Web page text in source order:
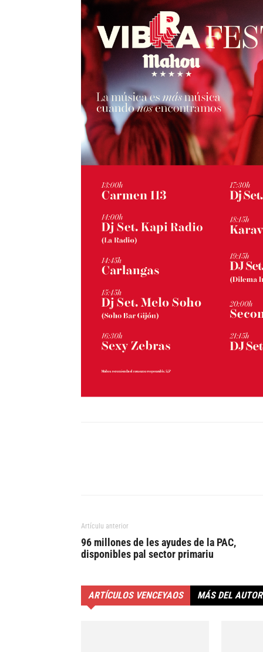
Artículu anterior
96 millones de les ayudes de la PAC,
disponibles pal sector primariu
ARTÍCULOS VENCEYAOS MÁS DEL AUTOR